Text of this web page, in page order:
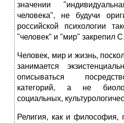
значении
человека", не будучи
российской психологии
"человек" и "мир" закрепил
Человек, мир и жизнь,
занимается
описываться
категорий, а не
социальных,
Религия, как и философия,